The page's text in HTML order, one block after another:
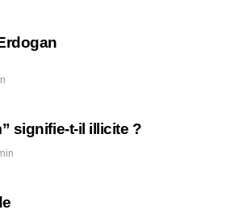
signifie-t-il illicite ?